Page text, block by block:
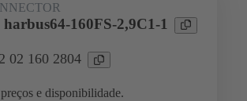
160FS-2,9C1-1
02 160 2804
e disponibilidade.